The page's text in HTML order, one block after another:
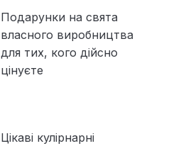
Подарунки на свята
власного виробництва
для тих, кого дійсно
цінуєте
Цікаві кулірнарні